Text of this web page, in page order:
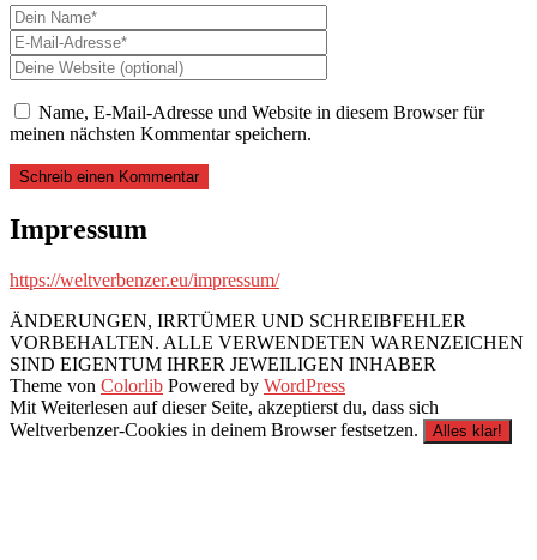
Name, E-Mail-Adresse und Website in diesem Browser für
meinen nächsten Kommentar speichern.
Impressum
https://weltverbenzer.eu/impressum/
ÄNDERUNGEN, IRRTÜMER UND SCHREIBFEHLER
VORBEHALTEN. ALLE VERWENDETEN WARENZEICHEN
SIND EIGENTUM IHRER JEWEILIGEN INHABER
Theme von Colorlib Powered by WordPress
Mit Weiterlesen auf dieser Seite, akzeptierst du, dass sich
Weltverbenzer-Cookies in deinem Browser festsetzen.
Alles klar!